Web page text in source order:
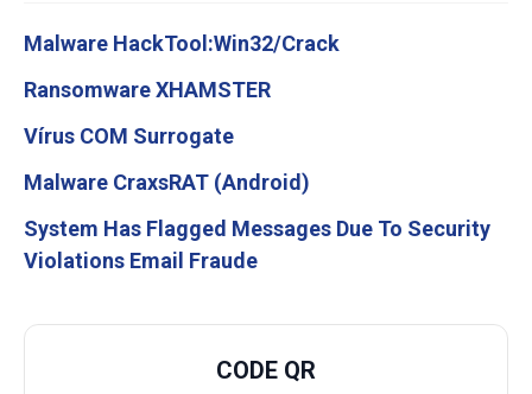
Malware HackTool:Win32/Crack
Ransomware XHAMSTER
Vírus COM Surrogate
Malware CraxsRAT (Android)
System Has Flagged Messages Due To Security
Violations Email Fraude
CODE QR